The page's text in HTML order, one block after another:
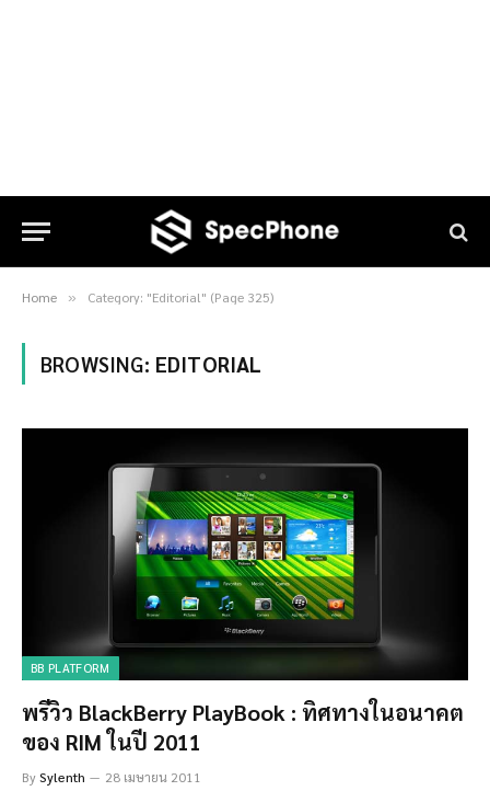
Home » Category: "Editorial" (Page 325)
BROWSING: EDITORIAL
BB PLATFORM
พรีวิว BlackBerry PlayBook : ทิศทางในอนาคต
ของ RIM ในปี 2011
BySylenth 28 เมษายน 2011